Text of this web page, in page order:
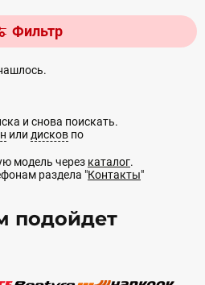
Фильтр
и снова поискать.
или дисков по
модель через каталог.
раздела "Контакты"
подойдет